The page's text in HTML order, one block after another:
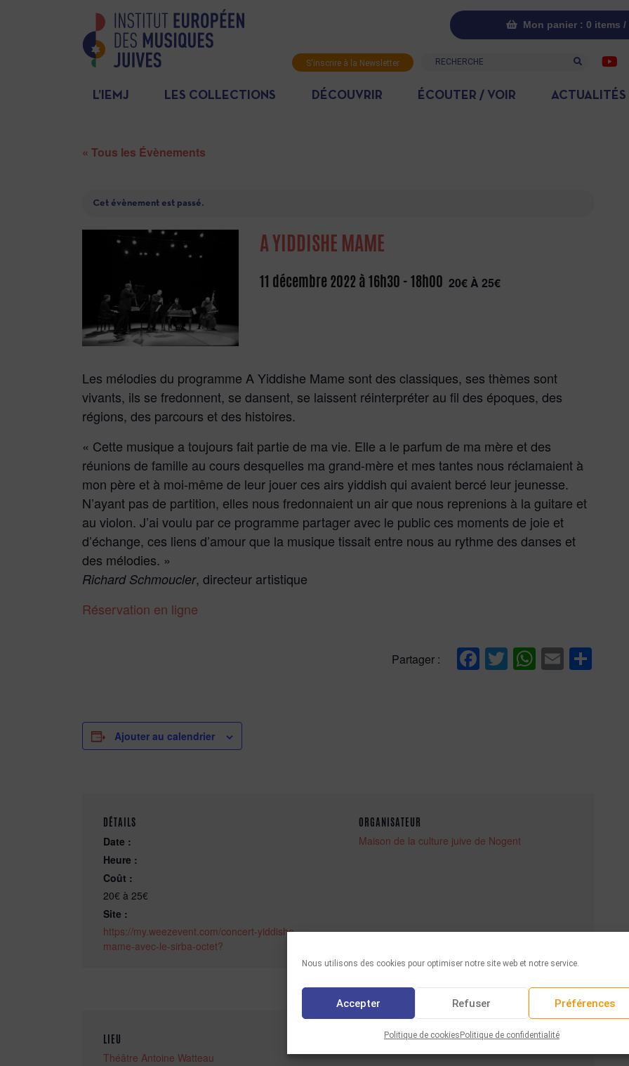
Nous utilisons des cookies pour optimiser notre site web et notre service.
Accepter Refuser Préférences
Politique de cookies Politique de confidentialité
Mon panier : 0 items /
S'inscrire à la Newsletter Recherche
L’IEMJ LES COLLECTIONS DÉCOUVRIR ÉCOUTER / VOIR ACTUALITÉS
« Tous les Évènements
Cet évènement est passé.
A YIDDISHE MAME
11 décembre 2022 à 16h30 -18h00 20€ À 25€
Les mélodies du programme A Yiddishe Mame sont des classiques, ses thèmes sont
vivants, ils se fredonnent, se dansent, se laissent réinterpréter au fil des époques, des
régions, des parcours et des histoires.
« Cette musique a toujours fait partie de ma vie. Elle a le parfum de ma mère et des
réunions de famille au cours desquelles ma grand-mère et mes tantes nous réclamaient à
mon père et à moi-même de leur jouer ces airs yiddish qui avaient bercé leur jeunesse.
N’ayant pas de partition, elles nous fredonnaient un air que nous reprenions à la guitare et
au violon. J’ai voulu par ce programme partager avec le public ces moments de joie et
d’échange, ces liens d’amour que la musique tissait entre nous au rythme des danses et
des mélodies. »
Richard Schmoucler, directeur artistique
Réservation en ligne
Partager : Facebook
Twitter
WhatsApp
Email
Ajouter au calendrier
DÉTAILS
Date :
Heure :
Coût :
20€ à 25€
Site :
https://my.weezevent.com/concert-yiddishe-
mame-avec-le-sirba-octet?
ORGANISATEUR
Maison de la culture juive de Nogent
LIEU
Théâtre Antoine Watteau